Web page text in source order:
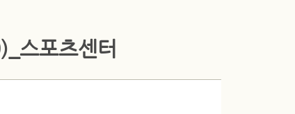
스포츠센터